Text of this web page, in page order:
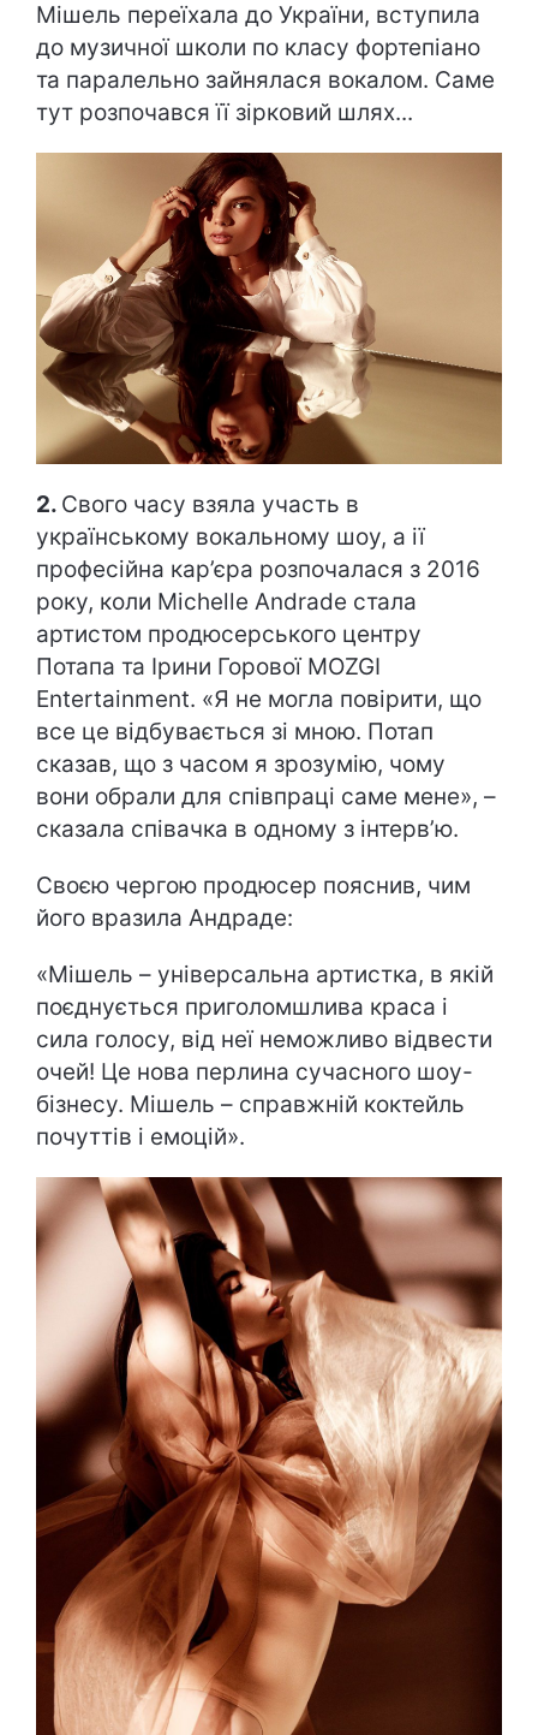
Мішель переїхала до України, вступила
до музичної школи по класу фортепіано
та паралельно зайнялася вокалом. Саме
тут розпочався її зірковий шлях...
2. Свого часу взяла участь в
українському вокальному шоу, а ії
професійна кар’єра розпочалася з 2016
року, коли Michelle Andrade стала
артистом продюсерського центру
Потапа та Ірини Горової MOZGI
Entertainment. «Я не могла повірити, що
все це відбувається зі мною. Потап
сказав, що з часом я зрозумію, чому
вони обрали для співпраці саме мене», –
сказала співачка в одному з інтерв’ю.
Своєю чергою продюсер пояснив, чим
його вразила Андраде:
«Мішель – універсальна артистка, в якій
поєднується приголомшлива краса і
сила голосу, від неї неможливо відвести
очей! Це нова перлина сучасного шоу-
бізнесу. Мішель – справжній коктейль
почуттів і емоцій».